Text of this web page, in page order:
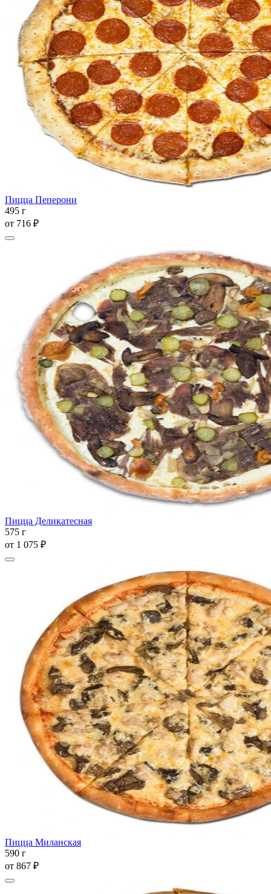
Пицца Пеперони
495 г
от 716 ₽
Пицца Деликатесная
575 г
от 1 075 ₽
Пицца Миланская
590 г
от 867 ₽